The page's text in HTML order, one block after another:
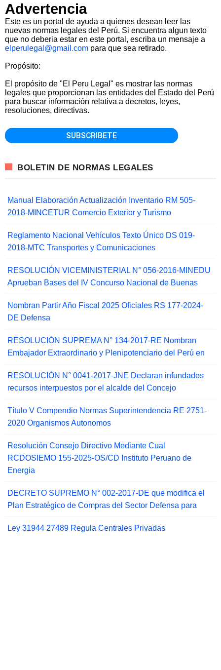
Advertencia
Este es un portal de ayuda a quienes desean leer las
nuevas normas legales del Perú. Si encuentra algun texto
que no deberia estar en este portal, escriba un mensaje a
elperulegal@gmail.com para que sea retirado.
Propósito:
El propósito de "El Peru Legal" es mostrar las normas
legales que proporcionan las entidades del Estado del Perú
para buscar información relativa a decretos, leyes,
resoluciones, directivas.
BOLETIN DE NORMAS LEGALES
Manual Elaboración Actualización Inventario RM 505-
2018-MINCETUR Comercio Exterior y Turismo
Reglamento Nacional Vehículos Texto Único DS 019-
2018-MTC Transportes y Comunicaciones
RESOLUCIÓN VICEMINISTERIAL N° 056-2016-MINEDU
Aprueban Bases del IV Concurso Nacional de Buenas
Nombran Partir Año Fiscal 2025 Oficiales RS 177-2024-
DE Defensa
RESOLUCIÓN SUPREMA N° 134-2017-RE Nombran
Embajador Extraordinario y Plenipotenciario del Perú en
RESOLUCIÓN N° 0041-2017-JNE Declaran infundados
recursos interpuestos por el alcalde del Concejo
Título V Compendio Normas Superintendencia RE 2751-
2020 Organismos Autonomos
Resolución Consejo Directivo Mediante Cual
RCDOSIEMO 155-2025-OS/CD Instituto Peruano de
Energia
DECRETO SUPREMO N° 002-2017-DE que modifica el
Plan Estratégico de Compras del Sector Defensa para
Ley 31944 27489 Regula Centrales Privadas